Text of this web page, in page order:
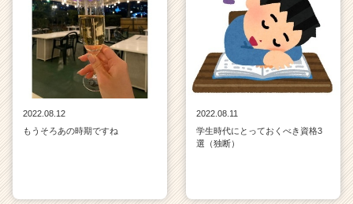
2022.08.12
もうそろあの時期ですね
2022.08.11
学生時代にとっておくべき資格3
選（独断）